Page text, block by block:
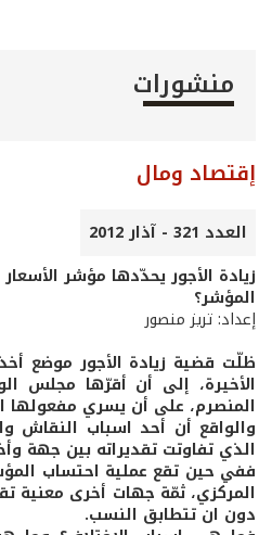
منشورات
إقتصاد ومال
العدد 321 - آذار 2012
زيادة الأجور يحدّدها مؤشر
المؤشر؟
إعداد: تريز منصور
ظلّت قضية زيادة الأجور موضع
المنصرم، على أن يسري مفعولها
والواقع أن أحد اسباب النقاش
الذي تفاوتت تقديراته بين جهة
ففي حين تقع عملية احتساب
المركزي، ثمّة جهات أخرى معنية
دون ان تتطابق النسب.